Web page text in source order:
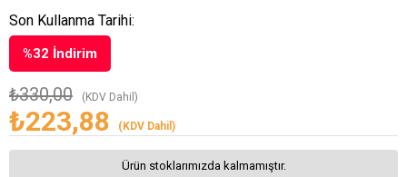
%32 İndirim
₺330,00 (KDV Dahil)
₺223,88 (KDV Dahil)
Son Kullanma Tarihi:
Ürün stoklarımızda kalmamıştır.